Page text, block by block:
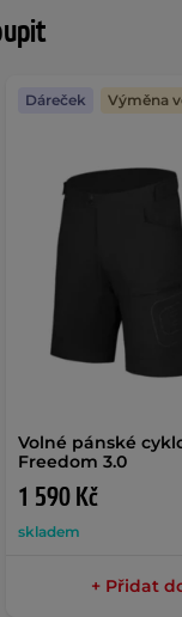
Volné pánské
Freedom 3.0
1 590 Kč
skladem
Dáreček Výměna
+ Přidat